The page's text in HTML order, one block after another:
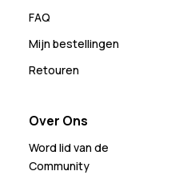
FAQ
Mijn bestellingen
Retouren
Over Ons
Word lid van de
Community